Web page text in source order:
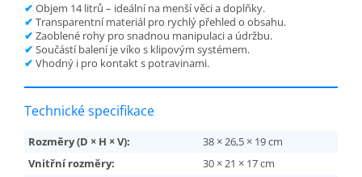
✔ Objem 14 litrů – ideální na menší věci a doplňky.
✔ Transparentní materiál pro rychlý přehled o obsahu.
✔ Zaoblené rohy pro snadnou manipulaci a údržbu.
✔ Součástí balení je víko s klipovým systémem.
✔ Vhodný i pro kontakt s potravinami.
Technické specifikace
Rozměry (D × H × V):
38 × 26,5 × 19 cm
Vnitřní rozměry:
30 × 21 × 17 cm